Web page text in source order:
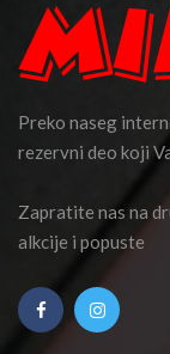
Preko naseg
rezervni deo koji
Zapratite nas na
alkcije i popuste